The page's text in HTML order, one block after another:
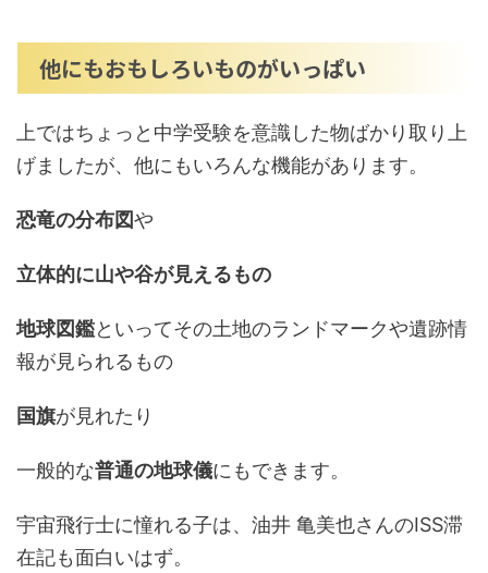
他にもおもしろいものがいっぱい
上ではちょっと中学受験を意識した物ばかり取り上
げましたが、他にもいろんな機能があります。
恐竜の分布図や
立体的に山や谷が見えるもの
地球図鑑といってその土地のランドマークや遺跡情
報が見られるもの
国旗が見れたり
一般的な普通の地球儀にもできます。
宇宙飛行士に憧れる子は、油井 亀美也さんのISS滞
在記も面白いはず。